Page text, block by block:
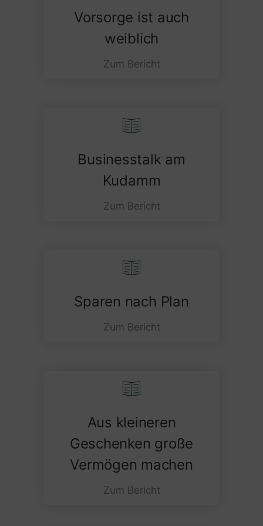
Vorsorge ist auch
weiblich
Zum Bericht
Businesstalk am
Kudamm
Zum Bericht
Sparen nach Plan
Zum Bericht
Aus kleineren
Geschenken große
Vermögen machen
Zum Bericht